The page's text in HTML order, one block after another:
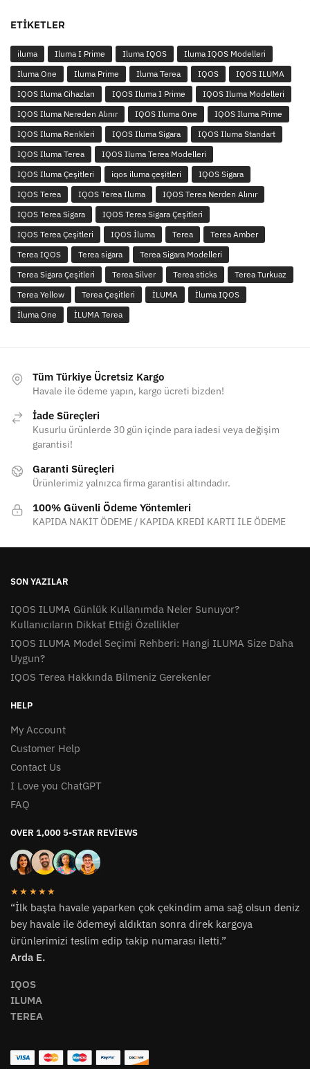
ETIKETLER
iluma Iluma I Prime Iluma IQOS
Iluma IQOS Modelleri
Iluma One
Iluma Prime Iluma Terea IQOS
IQOS ILUMA
IQOS Iluma Cihazları
IQOS Iluma I Prime
IQOS Iluma Modelleri
IQOS Iluma Nereden Alınır
IQOS Iluma One
IQOS Iluma Prime
IQOS Iluma Renkleri
IQOS Iluma Sigara
IQOS Iluma Standart
IQOS Iluma Terea
IQOS Iluma Terea Modelleri
IQOS Iluma Çeşitleri
iqos iluma çeşitleri
IQOS Sigara
IQOS Terea
IQOS Terea Iluma
IQOS Terea Nerden Alınır
IQOS Terea Sigara
IQOS Terea Sigara Çeşitleri
IQOS Terea Çeşitleri
IQOS İluma Terea
Terea Amber
Terea IQOS
Terea sigara
Terea Sigara Modelleri
Terea Sigara Çeşitleri
Terea Silver Terea sticks
Terea Turkuaz
Terea Yellow
Terea Çeşitleri İLUMA
İluma IQOS
İluma One
İLUMA Terea
Tüm Türkiye Ücretsiz Kargo
Havale ile ödeme yapın, kargo ücreti bizden!
İade Süreçleri
Kusurlu ürünlerde 30 gün içinde para iadesi veya değişim
garantisi!
Garanti Süreçleri
Ürünlerimiz yalnızca firma garantisi altındadır.
100% Güvenli Ödeme Yöntemleri
KAPIDA NAKİT ÖDEME / KAPIDA KREDİ KARTI İLE ÖDEME
SON YAZILAR
IQOS ILUMA Günlük Kullanımda Neler Sunuyor?
Kullanıcıların Dikkat Ettiği Özellikler
IQOS ILUMA Model Seçimi Rehberi: Hangi ILUMA Size Daha
Uygun?
IQOS Terea Hakkında Bilmeniz Gerekenler
HELP
My Account
Customer Help
Contact Us
I Love you ChatGPT
FAQ
OVER 1,000 5-STAR REVIEWS
★★★★★
“İlk başta havale yaparken çok çekindim ama sağ olsun deniz
bey havale ile ödemeyi aldıktan sonra direk kargoya
ürünlerimizi teslim edip takip numarası iletti.”
Arda E.
IQOS
ILUMA
TEREA